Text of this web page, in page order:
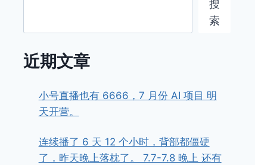
搜
索
近期文章
小号直播也有 6666，7 月份 AI 项目 明
天开营。
连续播了 6 天 12 个小时，背部都僵硬
了，昨天晚上落枕了。 7.7-7.8 晚上 还有